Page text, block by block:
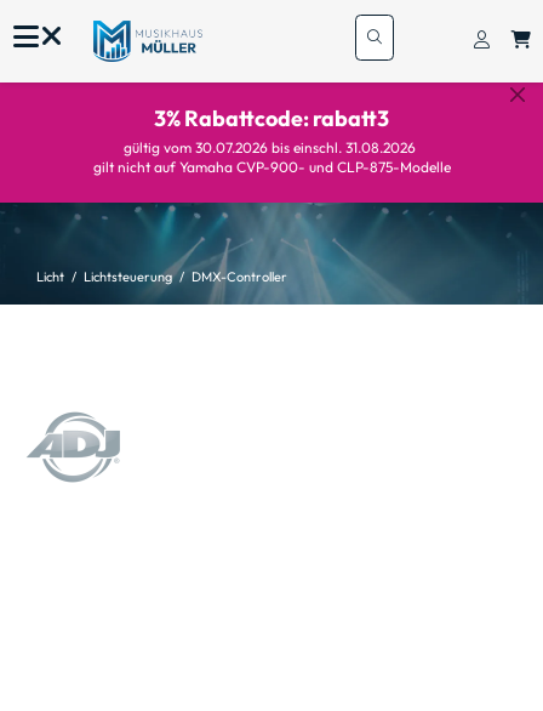
3% Rabattcode: rabatt3
gültig vom 30.07.2026 bis einschl. 31.08.2026
gilt nicht auf Yamaha CVP-900- und CLP-875-Modelle
Licht Lichtsteuerung DMX-Controller